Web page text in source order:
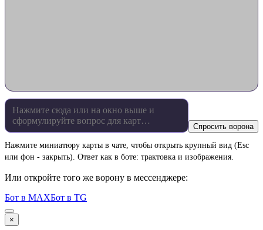
Спросить ворона
Нажмите миниатюру карты в чате, чтобы открыть крупный вид (Esc
или фон - закрыть). Ответ как в боте: трактовка и изображения.
Или откройте того же ворону в мессенджере:
Бот в MAXБот в TG
×